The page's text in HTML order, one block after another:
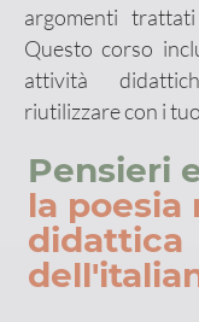
argomenti
Questo corso
attività
riutilizzare con i
Pensieri
la poesia
didattica